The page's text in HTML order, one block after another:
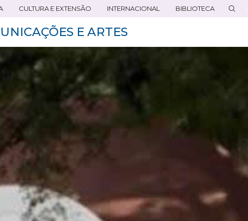
CULTURA E EXTENSÃO INTERNACIONAL BIBLIOTECA
E ARTES